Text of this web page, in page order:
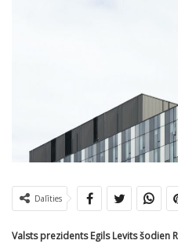
Dalīties
Valsts prezidents Egils Levits šodien